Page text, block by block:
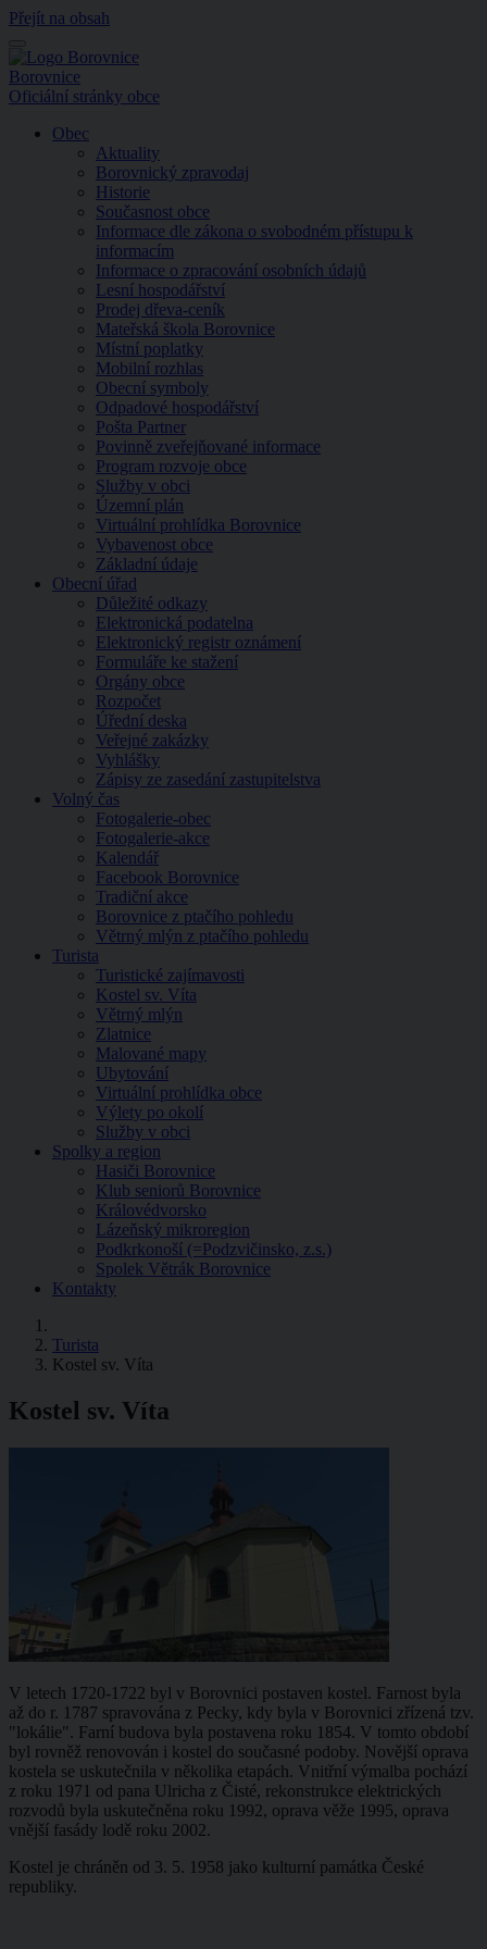
Přejít na obsah
Menu
Borovnice
Oficiální stránky obce
Obec
Aktuality
Borovnický zpravodaj
Historie
Současnost obce
Informace dle zákona o svobodném přístupu k
informacím
Informace o zpracování osobních údajů
Lesní hospodářství
Prodej dřeva-ceník
Mateřská škola Borovnice
Místní poplatky
Mobilní rozhlas
Obecní symboly
Odpadové hospodářství
Pošta Partner
Povinně zveřejňované informace
Program rozvoje obce
Služby v obci
Územní plán
Virtuální prohlídka Borovnice
Vybavenost obce
Základní údaje
Obecní úřad
Důležité odkazy
Elektronická podatelna
Elektronický registr oznámení
Formuláře ke stažení
Orgány obce
Rozpočet
Úřední deska
Veřejné zakázky
Vyhlášky
Zápisy ze zasedání zastupitelstva
Volný čas
Fotogalerie-obec
Fotogalerie-akce
Kalendář
Facebook Borovnice
Tradiční akce
Borovnice z ptačího pohledu
Větrný mlýn z ptačího pohledu
Turista
Turistické zajímavosti
Kostel sv. Víta
Větrný mlýn
Zlatnice
Malované mapy
Ubytování
Virtuální prohlídka obce
Výlety po okolí
Služby v obci
Spolky a region
Hasiči Borovnice
Klub seniorů Borovnice
Královédvorsko
Lázeňský mikroregion
Podkrkonoší (=Podzvičinsko, z.s.)
Spolek Větrák Borovnice
Kontakty
Turista
Kostel sv. Víta
Kostel sv. Víta
V letech 1720-1722 byl v Borovnici postaven kostel. Farnost byla
až do r. 1787 spravována z Pecky, kdy byla v Borovnici zřízená tzv.
"lokálie". Farní budova byla postavena roku 1854. V tomto období
byl rovněž renovován i kostel do současné podoby. Novější oprava
kostela se uskutečnila v několika etapách. Vnitřní výmalba pochází
z roku 1971 od pana Ulricha z Čisté, rekonstrukce elektrických
rozvodů byla uskutečněna roku 1992, oprava věže 1995, oprava
vnější fasády lodě roku 2002.
Kostel je chráněn od 3. 5. 1958 jako kulturní památka České
republiky.